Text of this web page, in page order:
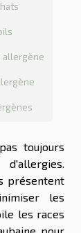
allergène
toujours
présentent
les
les races